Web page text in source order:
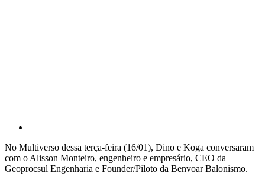
No Multiverso dessa terça-feira (16/01), Dino e Koga conversaram
com o Alisson Monteiro, engenheiro e empresário, CEO da
Geoprocsul Engenharia e Founder/Piloto da Benvoar Balonismo.